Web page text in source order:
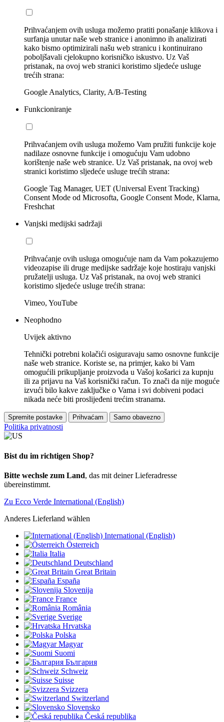
Prihvaćanjem ovih usluga možemo pratiti ponašanje klikova i
surfanja unutar naše web stranice i anonimno ih analizirati
kako bismo optimizirali našu web stranicu i kontinuirano
poboljšavali cjelokupno korisničko iskustvo. Uz Vaš
pristanak, na ovoj web stranici koristimo sljedeće usluge
trećih strana:
Google Analytics, Clarity, A/B-Testing
Funkcioniranje
Prihvaćanjem ovih usluga možemo Vam pružiti funkcije koje
nadilaze osnovne funkcije i omogućuju Vam udobno
korištenje naše web stranice. Uz Vaš pristanak, na ovoj web
stranici koristimo sljedeće usluge trećih strana:
Google Tag Manager, UET (Universal Event Tracking)
Consent Mode od Microsofta, Google Consent Mode, Klarna,
Freshchat
Vanjski medijski sadržaji
Prihvaćanje ovih usluga omogućuje nam da Vam pokazujemo
videozapise ili druge medijske sadržaje koje hostiraju vanjski
pružatelji usluga. Uz Vaš pristanak, na ovoj web stranici
koristimo sljedeće usluge trećih strana:
Vimeo, YouTube
Neophodno
Uvijek aktivno
Tehnički potrebni kolačići osiguravaju samo osnovne funkcije
naše web stranice. Koriste se, na primjer, kako bi Vam
omogućili prikupljanje proizvoda u Vašoj košarici za kupnju
ili za prijavu na Vaš korisnički račun. To znači da nije moguće
izvući bilo kakve zaključke o Vama i svi dobiveni podaci
nikada neće biti proslijeđeni trećim stranama.
Spremite postavke Prihvaćam Samo obavezno
Politika privatnosti
Bist du im richtigen Shop?
Bitte wechsle zum Land, das mit deiner Lieferadresse
übereinstimmt.
Zu Ecco Verde International (English)
Anderes Lieferland wählen
International (English)
Österreich
Italia
Deutschland
Great Britain
España
Slovenija
France
România
Sverige
Hrvatska
Polska
Magyar
Suomi
България
Schweiz
Suisse
Svizzera
Switzerland
Slovensko
Česká republika